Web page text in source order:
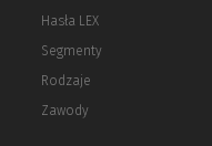
Hasła LEX
Segmenty
Rodzaje
Zawody